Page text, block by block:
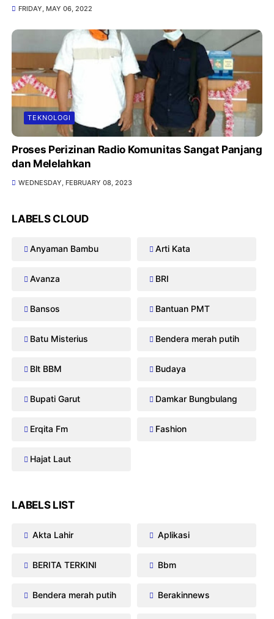
FRIDAY, MAY 06, 2022
TEKNOLOGI
Proses Perizinan Radio Komunitas Sangat Panjang
dan Melelahkan
WEDNESDAY, FEBRUARY 08, 2023
LABELS CLOUD
Anyaman Bambu Arti Kata
Avanza BRI
Bansos Bantuan PMT
Batu Misterius Bendera merah putih
Blt BBM Budaya
Bupati Garut Damkar Bungbulang
Erqita Fm Fashion
Hajat Laut
LABELS LIST
Akta Lahir Aplikasi
BERITA TERKINI Bbm
Bendera merah putih Berakinnews